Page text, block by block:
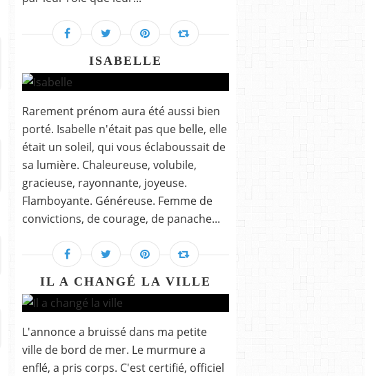
ISABELLE
Rarement prénom aura été aussi bien
porté. Isabelle n'était pas que belle, elle
était un soleil, qui vous éclaboussait de
sa lumière. Chaleureuse, volubile,
gracieuse, rayonnante, joyeuse.
Flamboyante. Généreuse. Femme de
convictions, de courage, de panache...
IL A CHANGÉ LA VILLE
L'annonce a bruissé dans ma petite
ville de bord de mer. Le murmure a
enflé, a pris corps. C'est certifié, officiel